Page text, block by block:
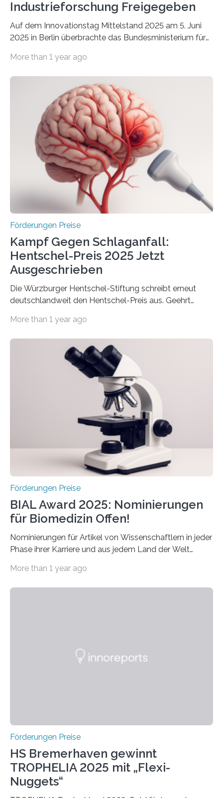
Industrieforschung Freigegeben
Auf dem Innovationstag Mittelstand 2025 am 5. Juni
2025 in Berlin überbrachte das Bundesministerium für
Überplanmäßige Verpflichtungsermächtigungen in
Woche vom Haushaltsausschuss freigegeben – unter
anderem zur Unterstützung der
Industrieforschungsprogramme Industrielle
Gemeinschaftsforschung (IGF), Zentrales
Innovationsprogramm Mittelstand (ZIM) und
Innovationskompetenz INNO-KOM. Auf dem
Innovationstag Mittelstand 2025 am 5. Juni 2025 in
Berlin überbrachte das Bundesministerium für
Wirtschaft und Energie eine gute Nachricht:
Überplanmäßige Verpflichtungsermächtigungen in
More than 1 year ago
Förderungen Preise
Kampf Gegen Schlaganfall:
Hentschel-Preis 2025 Jetzt
Ausgeschrieben
Die Würzburger Hentschel-Stiftung schreibt erneut
deutschlandweit den Hentschel-Preis aus. Geehrt
hochrangige wissenschaftliche Publikation zum Thema
Schlaganfall“ mit Sitz in Würzburg fördert die
Schlaganfallforschung, um die Behandlung der
Betroffenen zu verbessern. Dazu schreibt sie auch in
diesem Jahr wieder deutschlandweit den Hentschel-
Preis aus. Er richtet sich gezielt an jüngere
Forscherinnen und Forscher unter 40 Jahren. Geehrt
werden soll eine herausragende Doktorarbeit oder eine
hochrangige wissenschaftliche Publikation zum Thema
More than 1 year ago
Förderungen Preise
BIAL Award 2025: Nominierungen
für Biomedizin Offen!
Nominierungen für Artikel von Wissenschaftlern in jeder
Phase ihrer Karriere und aus jedem Land der Welt
Leben gerufen, um die bemerkenswertesten
Foundation, des BIAL Award in Biomedicine ist in
More than 1 year ago
Förderungen Preise
HS Bremerhaven gewinnt
TROPHELIA 2025 mit „Flexi-
Nuggets“